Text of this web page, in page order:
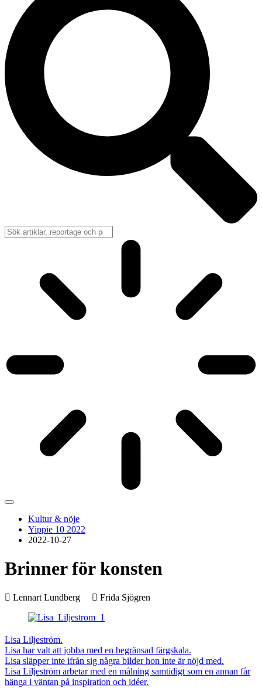
Kultur & nöje
Yippie 10 2022
2022-10-27
Brinner för konsten
Lennart Lundberg Frida Sjögren
Lisa Liljeström.
Lisa har valt att jobba med en begränsad färgskala.
Lisa släpper inte ifrån sig några bilder hon inte är nöjd med.
Lisa Liljeström arbetar med en målning samtidigt som en annan får
hänga i väntan på inspiration och idéer.